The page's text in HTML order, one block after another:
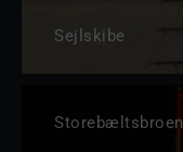
Sejlskibe
Storebæltsbroen